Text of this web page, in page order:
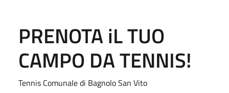
PRENOTA iL TUO
CAMPO DA TENNIS!
Tennis Comunale di Bagnolo San Vito